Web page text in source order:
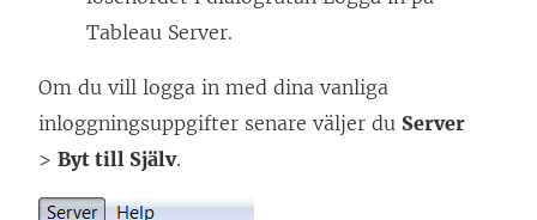
s
e
Tableau Server.
Om du vill logga in med dina vanliga
inloggningsuppgifter senare väljer du Server
> Byt till Själv.